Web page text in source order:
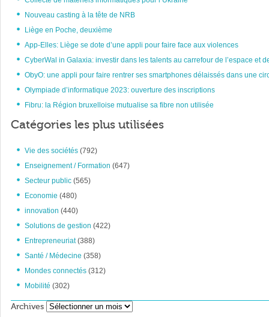
Nouveau casting à la tête de NRB
Liège en Poche, deuxième
App-Elles: Liège se dote d’une appli pour faire face aux violences
CyberWal in Galaxia: investir dans les talents au carrefour de l’espace et
ObyO: une appli pour faire rentrer ses smartphones délaissés dans une
Olympiade d’informatique 2023: ouverture des inscriptions
Fibru: la Région bruxelloise mutualise sa fibre non utilisée
Catégories les plus utilisées
Vie des sociétés (792)
Enseignement / Formation (647)
Secteur public (565)
Economie (480)
innovation (440)
Solutions de gestion (422)
Entrepreneuriat(388)
Santé / Médecine (358)
Mondes connectés (312)
Mobilité (302)
Archives Archives